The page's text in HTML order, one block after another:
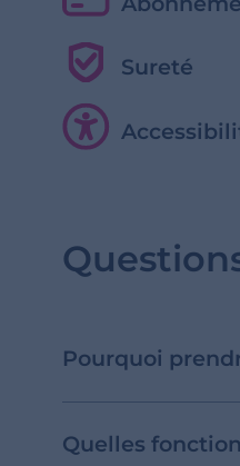
Sureté
Pourquoi
Quelles